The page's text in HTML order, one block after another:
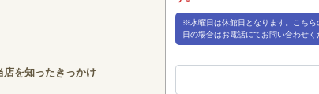
※水曜日は休館日となります。こちら
日の場合はお電話にてお問い合わせく
店を知ったきっかけ